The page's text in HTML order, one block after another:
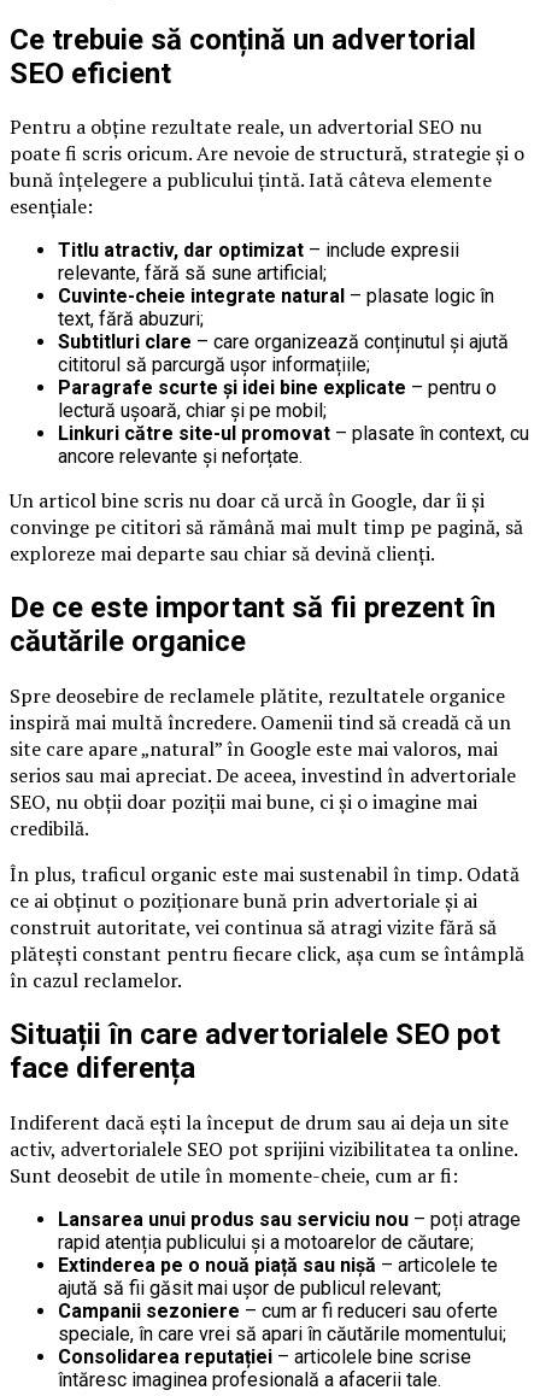
Ce trebuie să conțină un advertorial
SEO eficient
Pentru a obține rezultate reale, un advertorial SEO nu
poate fi scris oricum. Are nevoie de structură, strategie și o
bună înțelegere a publicului țintă. Iată câteva elemente
esențiale:
Titlu atractiv, dar optimizat – include expresii
relevante, fără să sune artificial;
Cuvinte-cheie integrate natural – plasate logic în
text, fără abuzuri;
Subtitluri clare – care organizează conținutul și ajută
cititorul să parcurgă ușor informațiile;
Paragrafe scurte și idei bine explicate – pentru o
lectură ușoară, chiar și pe mobil;
Linkuri către site-ul promovat – plasate în context, cu
ancore relevante și neforțate.
Un articol bine scris nu doar că urcă în Google, dar îi și
convinge pe cititori să rămână mai mult timp pe pagină, să
exploreze mai departe sau chiar să devină clienți.
De ce este important să fii prezent în
căutările organice
Spre deosebire de reclamele plătite, rezultatele organice
inspiră mai multă încredere. Oamenii tind să creadă că un
site care apare „natural” în Google este mai valoros, mai
serios sau mai apreciat. De aceea, investind în advertoriale
SEO, nu obții doar poziții mai bune, ci și o imagine mai
credibilă.
În plus, traficul organic este mai sustenabil în timp. Odată
ce ai obținut o poziționare bună prin advertoriale și ai
construit autoritate, vei continua să atragi vizite fără să
plătești constant pentru fiecare click, așa cum se întâmplă
în cazul reclamelor.
Situații în care advertorialele SEO pot
face diferența
Indiferent dacă ești la început de drum sau ai deja un site
activ, advertorialele SEO pot sprijini vizibilitatea ta online.
Sunt deosebit de utile în momente-cheie, cum ar fi:
Lansarea unui produs sau serviciu nou – poți atrage
rapid atenția publicului și a motoarelor de căutare;
Extinderea pe o nouă piață sau nișă – articolele te
ajută să fii găsit mai ușor de publicul relevant;
Campanii sezoniere – cum ar fi reduceri sau oferte
speciale, în care vrei să apari în căutările momentului;
Consolidarea reputației – articolele bine scrise
întăresc imaginea profesională a afacerii tale.